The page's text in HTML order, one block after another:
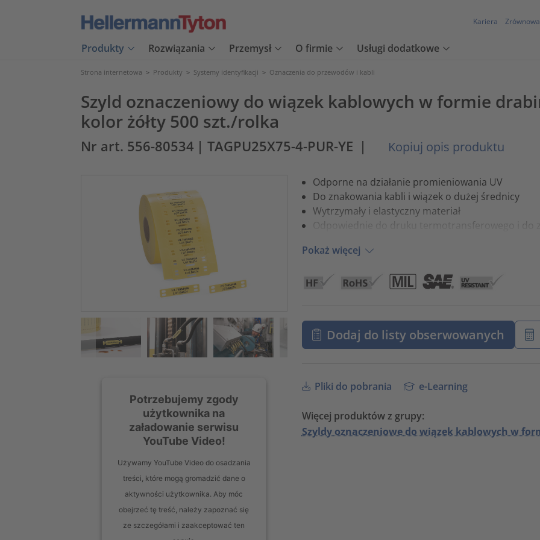
Kariera
Produkty Rozwiązania Przemysł O firmie Usługi dodatkowe
Strona internetowa > Produkty > Systemy identyfikacji > Oznaczenia do przewodów i kabli
Szyld oznaczeniowy do wiązek kablowych w formie
kolor żółty 500 szt./rolka
Nr art. 556-80534 | TAGPU25X75-4-PUR-YE | Kopiuj opis produktu
Potrzebujemy zgody
użytkownika na
załadowanie serwisu
YouTube Video!
Używamy YouTube Video do osadzania
treści, które mogą gromadzić dane o
aktywności użytkownika. Aby móc
obejrzeć tę treść, należy zapoznać się
ze szczegółami i zaakceptować ten
Odporne na działanie promieniowania UV
Do znakowania kabli i wiązek o dużej średnicy
Wytrzymały i elastyczny materiał
Odpowiednie do druku termotransferowego i do
Pokaż więcej
Dodaj do listy obserwowanych
Pliki do pobrania e-Learning
Więcej produktów z grupy:
Szyldy oznaczeniowe do wiązek kablowych w